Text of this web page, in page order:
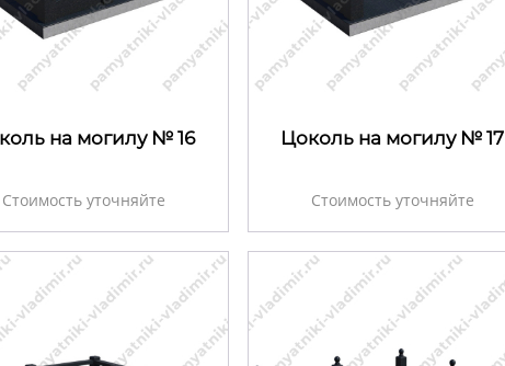
на могилу № 16
Стоимость уточняйте
Цоколь на могилу № 17
Стоимость уточняйте